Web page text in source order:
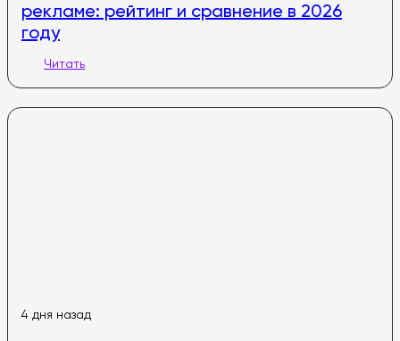
рекламе: рейтинг и сравнение в 2026
году
Читать
4 дня назад